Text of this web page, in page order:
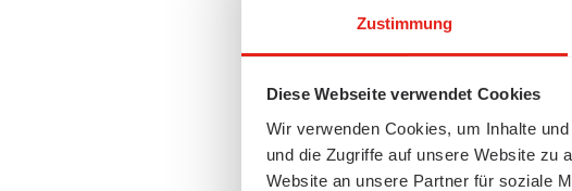
Zustimmung
Diese Webseite verwendet Cookies
Wir verwenden Cookies, um Inhalte
und die Zugriffe auf unsere Website zu
Website an unsere Partner für soziale